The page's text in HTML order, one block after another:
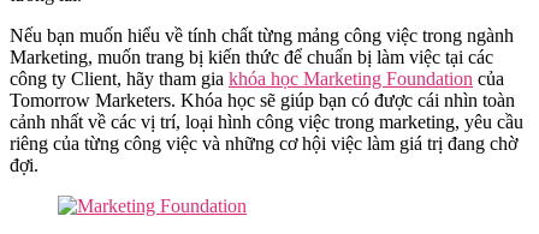
Nếu bạn muốn hiểu về tính chất từng mảng công việc trong ngành
Marketing, muốn trang bị kiến thức để chuẩn bị làm việc tại các
công ty Client, hãy tham gia khóa học Marketing Foundation của
Tomorrow Marketers. Khóa học sẽ giúp bạn có được cái nhìn toàn
cảnh nhất về các vị trí, loại hình công việc trong marketing, yêu cầu
riêng của từng công việc và những cơ hội việc làm giá trị đang chờ
đợi.